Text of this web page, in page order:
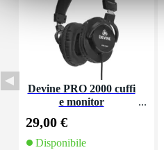
Devine PRO 2000 cuffi
e monitor
29,00 €
Disponibile